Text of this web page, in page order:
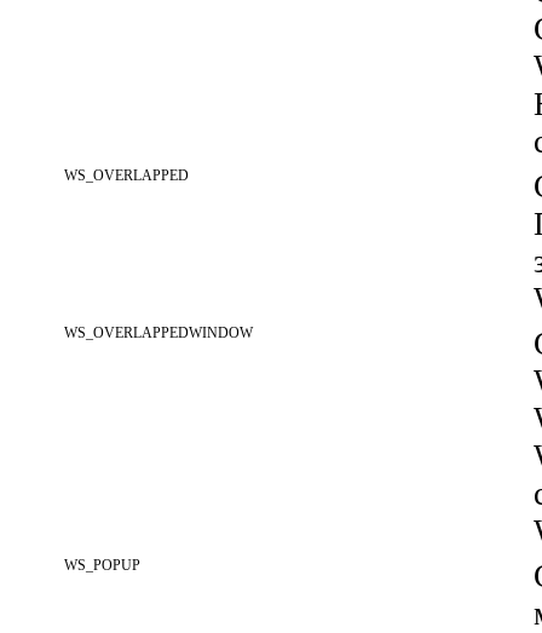
WS_OVERLAPPED
WS_OVERLAPPEDWINDOW
WS_POPUP